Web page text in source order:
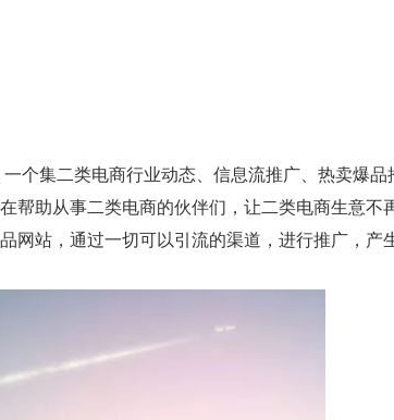
集二类电商行业动态、信息流推广、热卖爆品
帮助从事二类电商的伙伴们，让二类电商生意不
站，通过一切可以引流的渠道，进行推广，产